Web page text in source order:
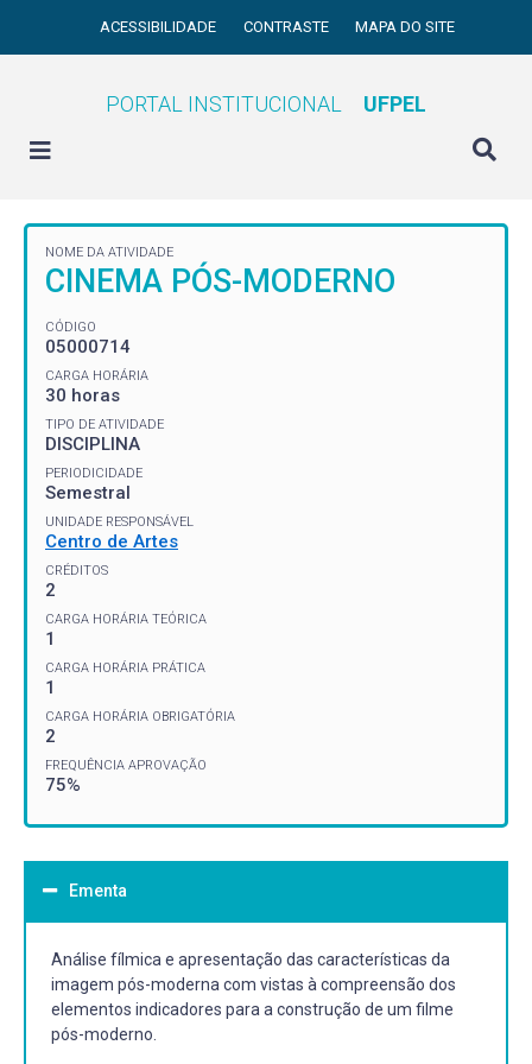
ACESSIBILIDADE CONTRASTE MAPA DO SITE
PORTAL INSTITUCIONAL UFPEL
NOME DA ATIVIDADE
CINEMA PÓS-MODERNO
CÓDIGO
05000714
CARGA HORÁRIA
30 horas
TIPO DE ATIVIDADE
DISCIPLINA
PERIODICIDADE
Semestral
UNIDADE RESPONSÁVEL
Centro de Artes
CRÉDITOS
2
CARGA HORÁRIA TEÓRICA
1
CARGA HORÁRIA PRÁTICA
1
CARGA HORÁRIA OBRIGATÓRIA
2
FREQUÊNCIA APROVAÇÃO
75%
Ementa
Análise fílmica e apresentação das características da
imagem pós-moderna com vistas à compreensão dos
elementos indicadores para a construção de um filme
pós-moderno.